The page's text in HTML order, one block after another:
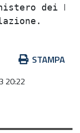
Ministero
STAMPA
20:22